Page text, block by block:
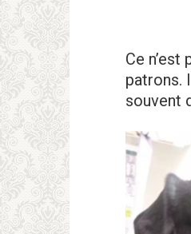
Ce
patrons.
souvent